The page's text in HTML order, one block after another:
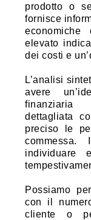
prodotto o
fornisce
economiche
elevato
dei costi e
L’analisi
avere
finanziaria
dettagliata
preciso le
individuare
Possiamo
con il
cliente o